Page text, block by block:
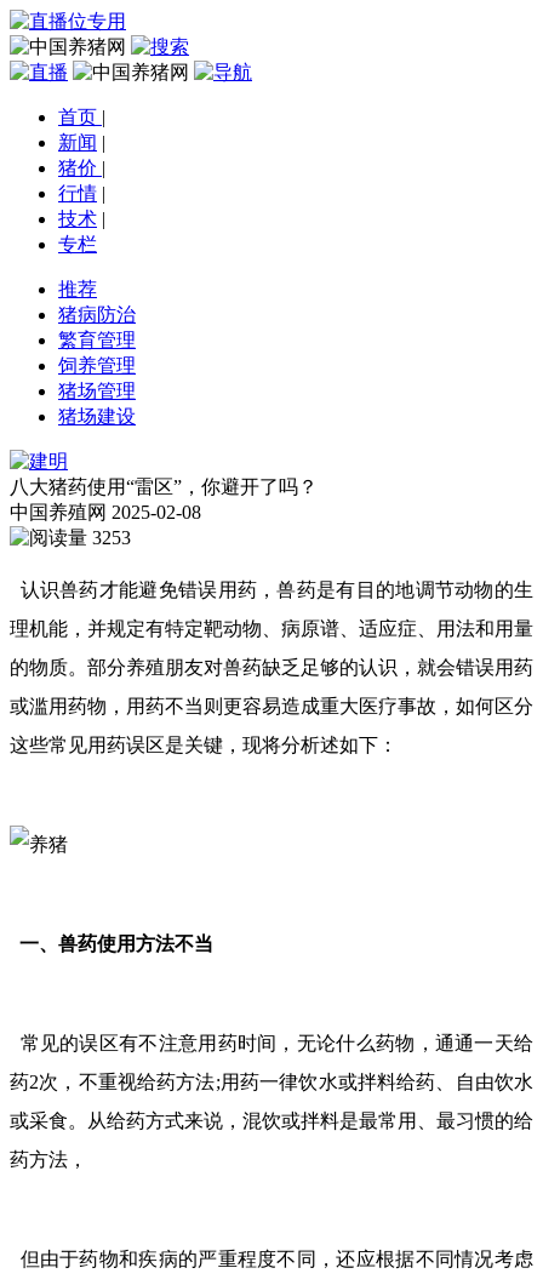
首页 |
新闻 |
猪价 |
行情 |
技术 |
专栏
推荐
猪病防治
繁育管理
饲养管理
猪场管理
猪场建设
八大猪药使用“雷区”，你避开了吗？
中国养殖网 2025-02-08
3253
认识兽药才能避免错误用药，兽药是有目的地调节动物的生
理机能，并规定有特定靶动物、病原谱、适应症、用法和用量
的物质。部分养殖朋友对兽药缺乏足够的认识，就会错误用药
或滥用药物，用药不当则更容易造成重大医疗事故，如何区分
这些常见用药误区是关键，现将分析述如下：
一、兽药使用方法不当
常见的误区有不注意用药时间，无论什么药物，通通一天给
药2次，不重视给药方法;用药一律饮水或拌料给药、自由饮水
或采食。从给药方式来说，混饮或拌料是最常用、最习惯的给
药方法，
但由于药物和疾病的严重程度不同，还应根据不同情况考虑